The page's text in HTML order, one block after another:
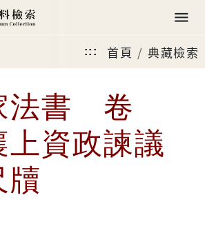
::: 首頁 典藏檢索
法書 卷
上資政諫議
牘